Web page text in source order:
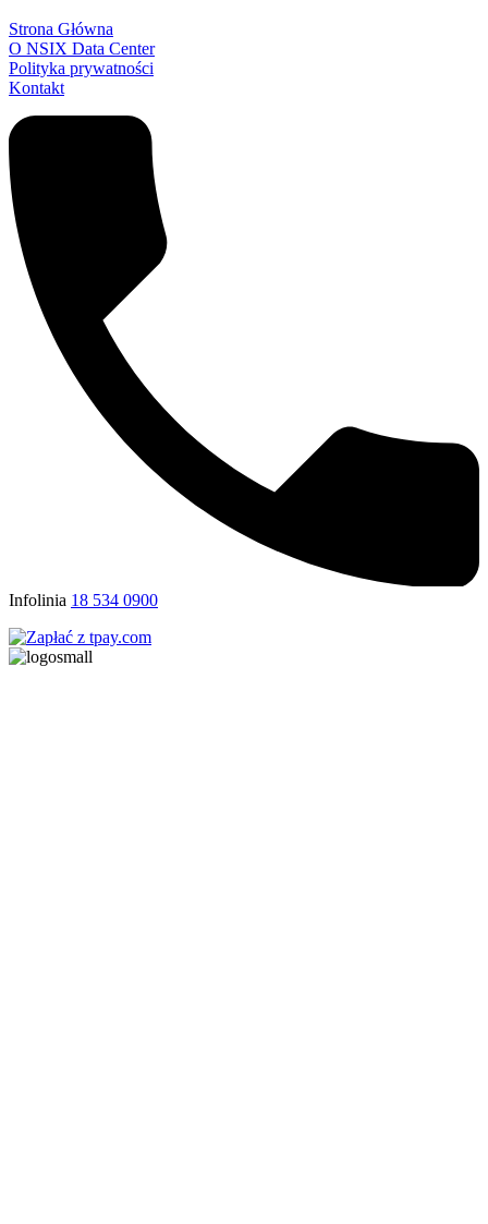
Strona Główna
O NSIX Data Center
Polityka prywatności
Kontakt
Infolinia 18 534 0900